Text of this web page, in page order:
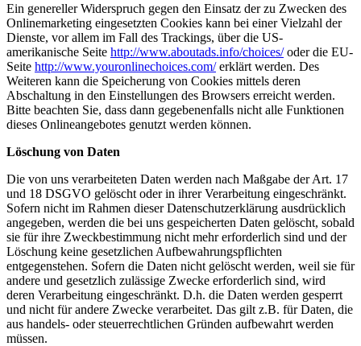
Ein genereller Widerspruch gegen den Einsatz der zu Zwecken des
Onlinemarketing eingesetzten Cookies kann bei einer Vielzahl der
Dienste, vor allem im Fall des Trackings, über die US-
amerikanische Seite http://www.aboutads.info/choices/oder die EU-
Seite http://www.youronlinechoices.com/erklärt werden. Des
Weiteren kann die Speicherung von Cookies mittels deren
Abschaltung in den Einstellungen des Browsers erreicht werden.
Bitte beachten Sie, dass dann gegebenenfalls nicht alle Funktionen
dieses Onlineangebotes genutzt werden können.
Löschung von Daten
Die von uns verarbeiteten Daten werden nach Maßgabe der Art. 17
und 18 DSGVO gelöscht oder in ihrer Verarbeitung eingeschränkt.
Sofern nicht im Rahmen dieser Datenschutzerklärung ausdrücklich
angegeben, werden die bei uns gespeicherten Daten gelöscht, sobald
sie für ihre Zweckbestimmung nicht mehr erforderlich sind und der
Löschung keine gesetzlichen Aufbewahrungspflichten
entgegenstehen. Sofern die Daten nicht gelöscht werden, weil sie für
andere und gesetzlich zulässige Zwecke erforderlich sind, wird
deren Verarbeitung eingeschränkt. D.h. die Daten werden gesperrt
und nicht für andere Zwecke verarbeitet. Das gilt z.B. für Daten, die
aus handels- oder steuerrechtlichen Gründen aufbewahrt werden
müssen.